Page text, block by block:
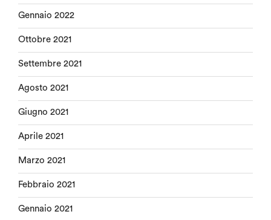
Gennaio 2022
Ottobre 2021
Settembre 2021
Agosto 2021
Giugno 2021
Aprile 2021
Marzo 2021
Febbraio 2021
Gennaio 2021